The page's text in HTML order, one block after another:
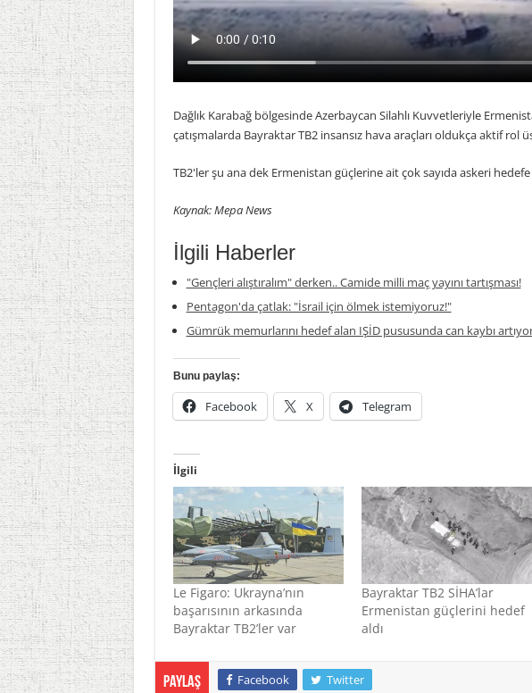
Dağlık Karabağ bölgesinde Azerbaycan Silahlı Kuvvetleriyle
çatışmalarda Bayraktar TB2 insansız hava araçları oldukça aktif rol
TB2'ler şu ana dek Ermenistan güçlerine ait çok sayıda askeri hedefe
Kaynak: Mepa News
İlgili Haberler
"Gençleri alıştıralım" derken.. Camide milli maç yayını tartışması!
Pentagon'da çatlak: "İsrail için ölmek istemiyoruz!"
Gümrük memurlarını hedef alan IŞİD pususunda can kaybı
Bunu paylaş:
Facebook X Telegram
İlgili
Le Figaro: Ukrayna’nın
başarısının arkasında
Bayraktar TB2’ler var
Bayraktar TB2 SİHA’lar
Ermenistan güçlerini hedef
aldı
Paylaş Facebook Twitter